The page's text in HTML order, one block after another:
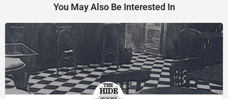
You May Also Be Interested In